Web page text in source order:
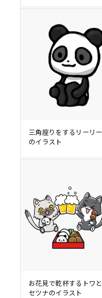
三角座りをするリーリー
のイラスト
お花見で乾杯するトワと
セツナのイラスト